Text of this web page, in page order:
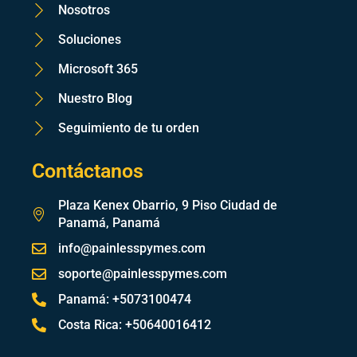
Nosotros
Soluciones
Microsoft 365
Nuestro Blog
Seguimiento de tu orden
Contáctanos
Plaza Kenex Obarrio, 9 Piso Ciudad de
Panamá, Panamá
info@painlesspymes.com
soporte@painlesspymes.com
Panamá: +5073100474
Costa Rica: +50640016412